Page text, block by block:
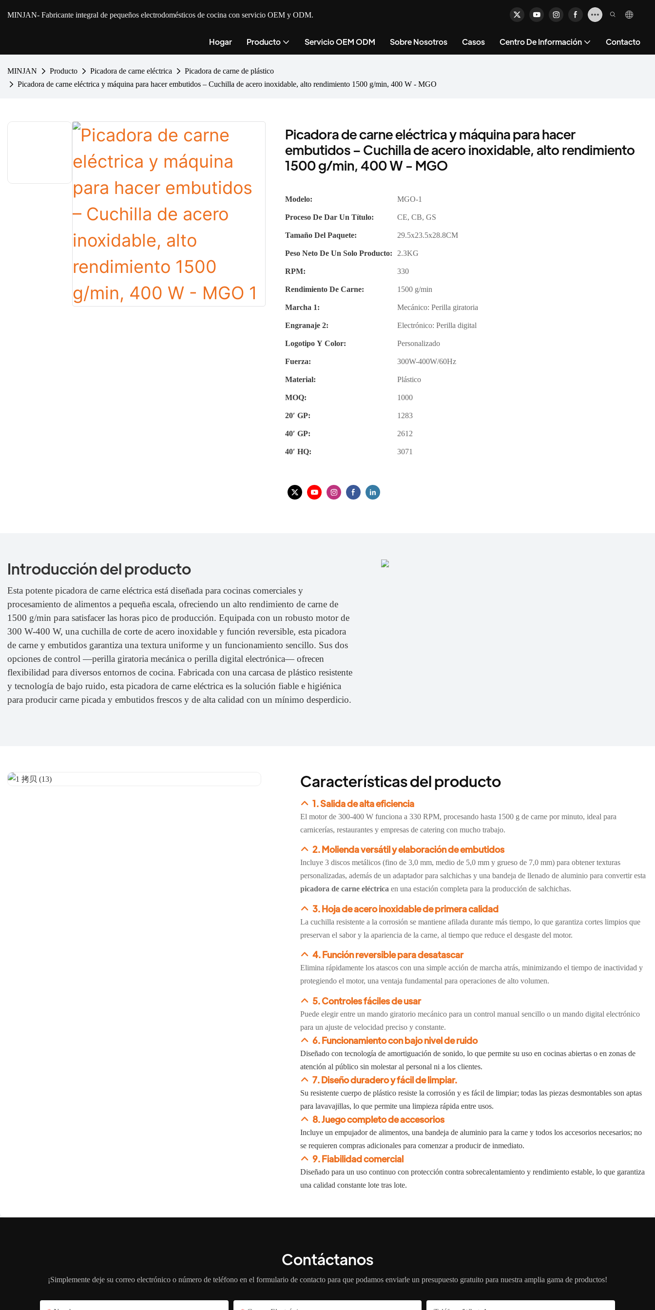
MINJAN- Fabricante integral de pequeños electrodomésticos de cocina con servicio OEM y ODM.
Hogar Producto Servicio OEM ODM Sobre Nosotros Casos Centro De Información Contacto
MINJAN Producto Picadora de carne eléctrica
Picadora de carne de plástico
Picadora de carne eléctrica y máquina para hacer embutidos – Cuchilla de acero inoxidable, alto rendimiento 1500 g/min, 400 W - MGO
Picadora de carne eléctrica y máquina para hacer
embutidos – Cuchilla de acero inoxidable, alto rendimiento
1500 g/min, 400 W - MGO
Modelo:
MGO-1
Proceso De Dar Un Título:
CE, CB, GS
Tamaño Del Paquete:
29.5x23.5x28.8CM
Peso Neto De Un Solo Producto: 2.3KG
RPM:
330
Rendimiento De Carne:
1500 g/min
Marcha 1:
Mecánico: Perilla giratoria
Engranaje 2:
Electrónico: Perilla digital
Logotipo Y Color:
Personalizado
Fuerza:
300W-400W/60Hz
Material:
Plástico
MOQ:
1000
20′ GP:
1283
40′ GP:
2612
40′ HQ:
3071
Introducción del producto
Esta potente picadora de carne eléctrica está diseñada para cocinas comerciales y
procesamiento de alimentos a pequeña escala, ofreciendo un alto rendimiento de carne de
1500 g/min para satisfacer las horas pico de producción. Equipada con un robusto motor de
300 W-400 W, una cuchilla de corte de acero inoxidable y función reversible, esta picadora
de carne y embutidos garantiza una textura uniforme y un funcionamiento sencillo. Sus dos
opciones de control —perilla giratoria mecánica o perilla digital electrónica— ofrecen
flexibilidad para diversos entornos de cocina. Fabricada con una carcasa de plástico resistente
y tecnología de bajo ruido, esta picadora de carne eléctrica es la solución fiable e higiénica
para producir carne picada y embutidos frescos y de alta calidad con un mínimo desperdicio.
Características del producto
1. Salida de alta eficiencia
El motor de 300-400 W funciona a 330 RPM, procesando hasta 1500 g de carne por minuto, ideal para
carnicerías, restaurantes y empresas de catering con mucho trabajo.
2. Molienda versátil y elaboración de embutidos
Incluye 3 discos metálicos (fino de 3,0 mm, medio de 5,0 mm y grueso de 7,0 mm) para obtener texturas
personalizadas, además de un adaptador para salchichas y una bandeja de llenado de aluminio para convertir esta
picadora de carne eléctrica en una estación completa para la producción de salchichas.
3. Hoja de acero inoxidable de primera calidad
La cuchilla resistente a la corrosión se mantiene afilada durante más tiempo, lo que garantiza cortes limpios que
preservan el sabor y la apariencia de la carne, al tiempo que reduce el desgaste del motor.
4. Función reversible para desatascar
Elimina rápidamente los atascos con una simple acción de marcha atrás, minimizando el tiempo de inactividad y
protegiendo el motor, una ventaja fundamental para operaciones de alto volumen.
5. Controles fáciles de usar
Puede elegir entre un mando giratorio mecánico para un control manual sencillo o un mando digital electrónico
para un ajuste de velocidad preciso y constante.
6. Funcionamiento con bajo nivel de ruido
Diseñado con tecnología de amortiguación de sonido, lo que permite su uso en cocinas abiertas o en zonas de
atención al público sin molestar al personal ni a los clientes.
7. Diseño duradero y fácil de limpiar.
Su resistente cuerpo de plástico resiste la corrosión y es fácil de limpiar; todas las piezas desmontables son aptas
para lavavajillas, lo que permite una limpieza rápida entre usos.
8. Juego completo de accesorios
Incluye un empujador de alimentos, una bandeja de aluminio para la carne y todos los accesorios necesarios; no
se requieren compras adicionales para comenzar a producir de inmediato.
9. Fiabilidad comercial
Diseñado para un uso continuo con protección contra sobrecalentamiento y rendimiento estable, lo que garantiza
una calidad constante lote tras lote.
Contáctanos
¡Simplemente deje su correo electrónico o número de teléfono en el formulario de contacto para que podamos enviarle un presupuesto gratuito para nuestra amplia gama de productos!